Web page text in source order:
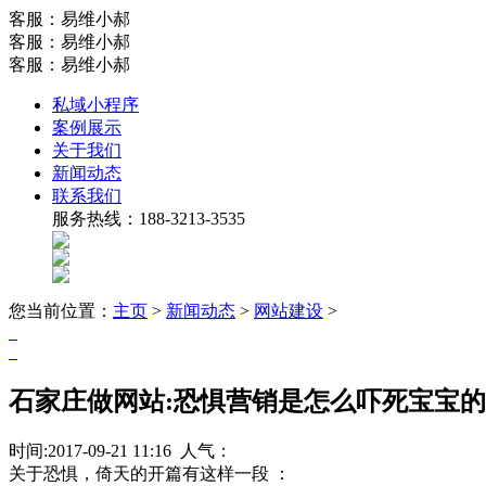
客服：易维小郝
客服：易维小郝
客服：易维小郝
私域小程序
案例展示
关于我们
新闻动态
联系我们
服务热线：188-3213-3535
您当前位置： 主页 > 新闻动态 > 网站建设 >
石家庄做网站:恐惧营销是怎么吓死宝宝
时间:2017-09-21 11:16 人气：
关于恐惧，倚天的开篇有这样一段 ：